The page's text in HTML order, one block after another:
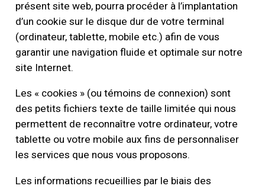
présent site web, pourra procéder à l’implantation
d’un cookie sur le disque dur de votre terminal
(ordinateur, tablette, mobile etc.) afin de vous
garantir une navigation fluide et optimale sur notre
site Internet.
Les « cookies » (ou témoins de connexion) sont
des petits fichiers texte de taille limitée qui nous
permettent de reconnaître votre ordinateur, votre
tablette ou votre mobile aux fins de personnaliser
les services que nous vous proposons.
Les informations recueillies par le biais des